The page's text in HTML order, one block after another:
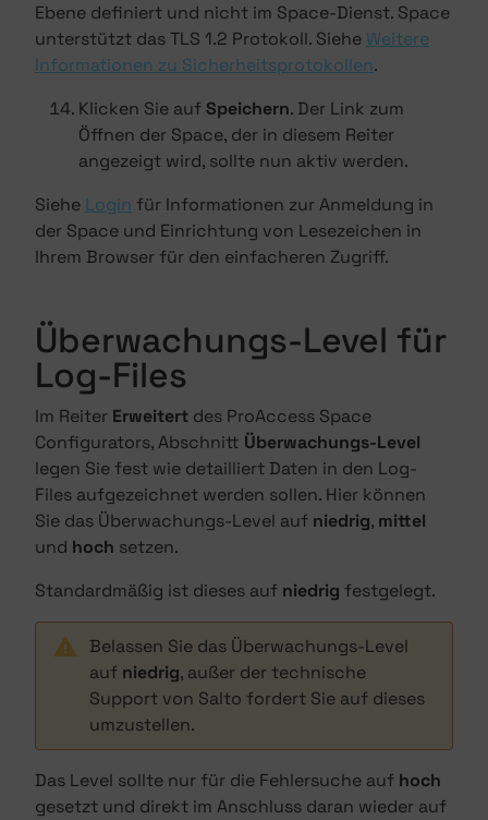
Ebene definiert und nicht im Space-Dienst. Space
unterstützt das TLS 1.2 Protokoll. Siehe Weitere
Informationen zu Sicherheitsprotokollen.
Klicken Sie aufSpeichern. Der Link zum
Öffnen der Space, der in diesem Reiter
angezeigt wird, sollte nun aktiv werden.
Siehe Login für Informationen zur Anmeldung in
der Space und Einrichtung von Lesezeichen in
Ihrem Browser für den einfacheren Zugriff.
Überwachungs-Level für
Log-Files
Im Reiter Erweitert des ProAccess Space
Configurators, Abschnitt Überwachungs-Level
legen Sie fest wie detailliert Daten in den Log-
Files aufgezeichnet werden sollen. Hier können
Sie das Überwachungs-Level auf niedrig, mittel
und hoch setzen.
Standardmäßig ist dieses auf niedrig festgelegt.
Belassen Sie das Überwachungs-Level
auf niedrig, außer der technische
Support von Salto fordert Sie auf dieses
umzustellen.
Das Level sollte nur für die Fehlersuche auf hoch
gesetzt und direkt im Anschluss daran wieder auf